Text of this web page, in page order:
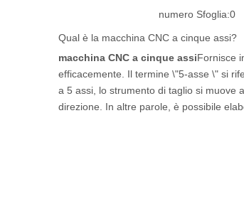
numero Sfoglia:0
Qual è la macchina CNC a cinque assi?
macchina CNC a cinque assiFornisce
efficacemente. Il termine \"5-asse \" si
a 5 assi, lo strumento di taglio si muove
direzione. In altre parole, è possibile